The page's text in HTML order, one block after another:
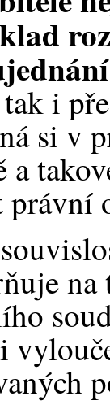
i
si v
a
právní
na